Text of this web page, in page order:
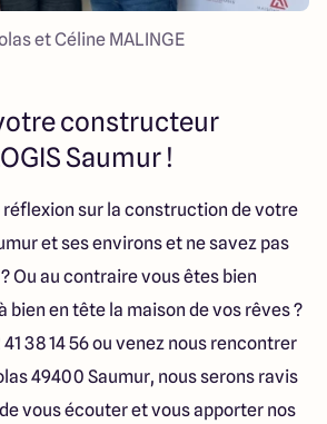
et Céline MALINGE
constructeur
Saumur !
réflexion sur la construction de votre
et ses environs et ne savez pas
Ou au contraire vous êtes bien
bien en tête la maison de vos rêves ?
38 14 56 ou venez nous rencontrer
49400 Saumur, nous serons ravis
vous écouter et vous apporter nos